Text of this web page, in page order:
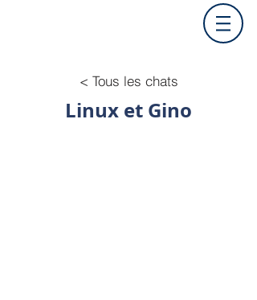
< Tous les chats
Linux et Gino